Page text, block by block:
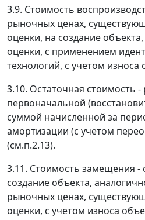
3.9. Стоимость
рыночных ценах,
оценки, на создание
оценки, с применением
технологий, с учетом износа
3.10. Остаточная стоимость -
первоначальной
суммой начисленной за
амортизации (с учетом
(см.п.2.13).
3.11. Стоимость замещения -
создание объекта,
рыночных ценах,
оценки, с учетом износа